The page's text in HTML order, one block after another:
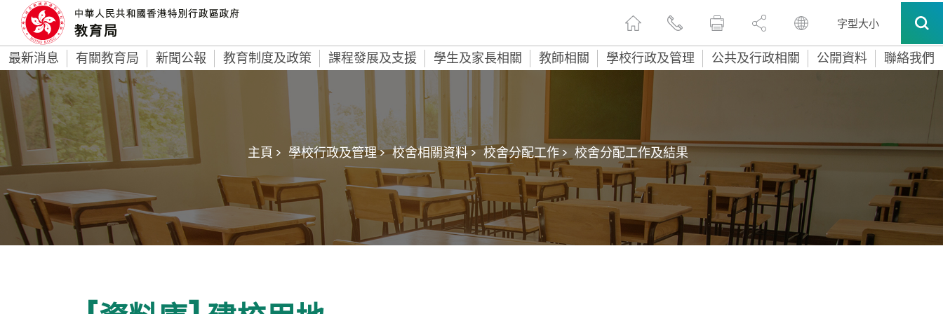
字型大小
最新消息 有關教育局 新聞公報 教育制度及政策 課程發展及支援 學生及家長相關 教師相關 學校行政及管理 公共及行政相關 公開資料 聯絡我們
主頁 > 學校行政及管理 > 校舍相關資料 > 校舍分配工作 > 校舍分配工作及結果